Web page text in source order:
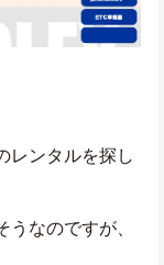
レンタルを探し
なのですが、